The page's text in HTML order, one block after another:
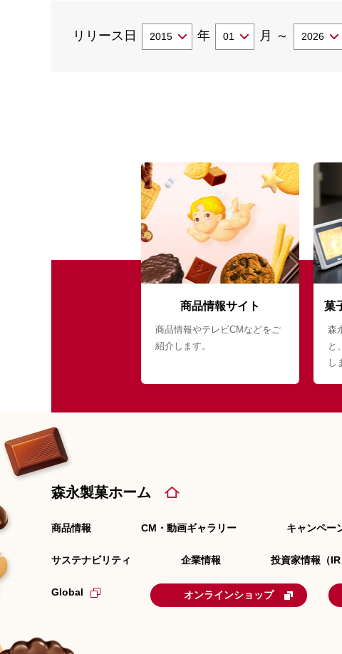
リリース日 年 月 ～
商品情報サイト
商品情報やテレビCMなどをご
紹介します。
菓
森
と
し
森永製菓ホーム
商品情報 CM・動画ギャラリー キャンペー
サステナビリティ 企業情報 投資家情報（IR
Global オンラインショップ